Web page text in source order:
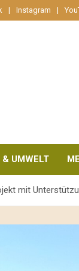
Instagram
& UMWELT
mit